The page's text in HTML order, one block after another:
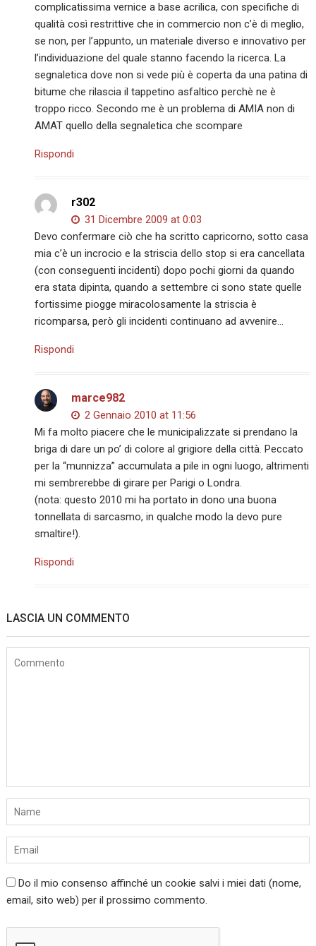
complicatissima vernice a base acrilica, con specifiche di
qualità così restrittive che in commercio non c’è di meglio,
se non, per l’appunto, un materiale diverso e innovativo per
l’individuazione del quale stanno facendo la ricerca. La
segnaletica dove non si vede più è coperta da una patina di
bitume che rilascia il tappetino asfaltico perchè ne è
troppo ricco. Secondo me è un problema di AMIA non di
AMAT quello della segnaletica che scompare
Rispondi
r302
31 Dicembre 2009 at 0:03
Devo confermare ciò che ha scritto capricorno, sotto casa
mia c’è un incrocio e la striscia dello stop si era cancellata
(con conseguenti incidenti) dopo pochi giorni da quando
era stata dipinta, quando a settembre ci sono state quelle
fortissime piogge miracolosamente la striscia è
ricomparsa, però gli incidenti continuano ad avvenire…
Rispondi
marce982
2 Gennaio 2010 at 11:56
Mi fa molto piacere che le municipalizzate si prendano la
briga di dare un po’ di colore al grigiore della città. Peccato
per la “munnizza” accumulata a pile in ogni luogo, altrimenti
mi sembrerebbe di girare per Parigi o Londra.
(nota: questo 2010 mi ha portato in dono una buona
tonnellata di sarcasmo, in qualche modo la devo pure
smaltire!).
Rispondi
LASCIA UN COMMENTO
Do il mio consenso affinché un cookie salvi i miei dati (nome,
email, sito web) per il prossimo commento.